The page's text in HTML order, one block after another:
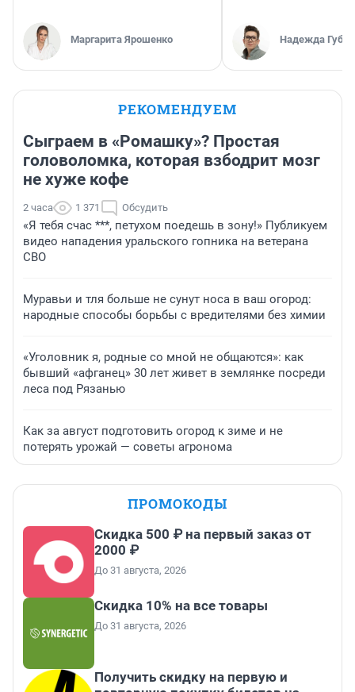
Маргарита Ярошенко Надежда
РЕКОМЕНДУЕМ
Сыграем в «Ромашку»? Простая
головоломка, которая взбодрит мозг
не хуже кофе
2 часа 1 371 Обсудить
«Я тебя счас ***, петухом поедешь в зону!» Публикуем
видео нападения уральского гопника на ветерана
СВО
Муравьи и тля больше не сунут носа в ваш огород:
народные способы борьбы с вредителями без химии
«Уголовник я, родные со мной не общаются»: как
бывший «афганец» 30 лет живет в землянке посреди
леса под Рязанью
Как за август подготовить огород к зиме и не
потерять урожай — советы агронома
ПРОМОКОДЫ
Скидка 500 ₽ на первый заказ от
2000 ₽
До 31 августа, 2026
Скидка 10% на все товары
До 31 августа, 2026
Получить скидку на первую и